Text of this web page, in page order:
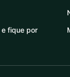
fique por